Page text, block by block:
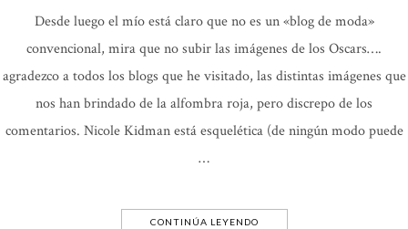
Desde luego el mío está claro que no es un «blog de moda»
convencional, mira que no subir las imágenes de los Oscars….
agradezco a todos los blogs que he visitado, las distintas imágenes que
nos han brindado de la alfombra roja, pero discrepo de los
comentarios. Nicole Kidman está esquelética (de ningún modo puede
…
CONTINÚA LEYENDO